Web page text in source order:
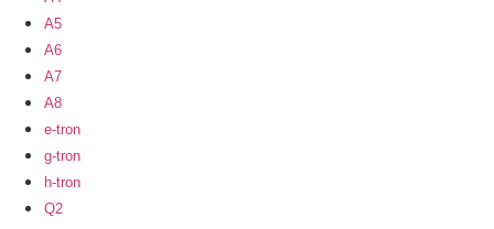
A5
A6
A7
A8
e-tron
g-tron
h-tron
Q2